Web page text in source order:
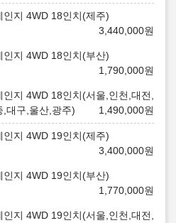
인지 4WD 18인치(제주)
3,440,000원
인지 4WD 18인치(부산)
1,790,000원
인지 4WD 18인치(서울,인천,대전,
,대구,울산,광주)
1,490,000원
인지 4WD 19인치(제주)
3,400,000원
인지 4WD 19인치(부산)
1,770,000원
인지 4WD 19인치(서울,인천,대전,